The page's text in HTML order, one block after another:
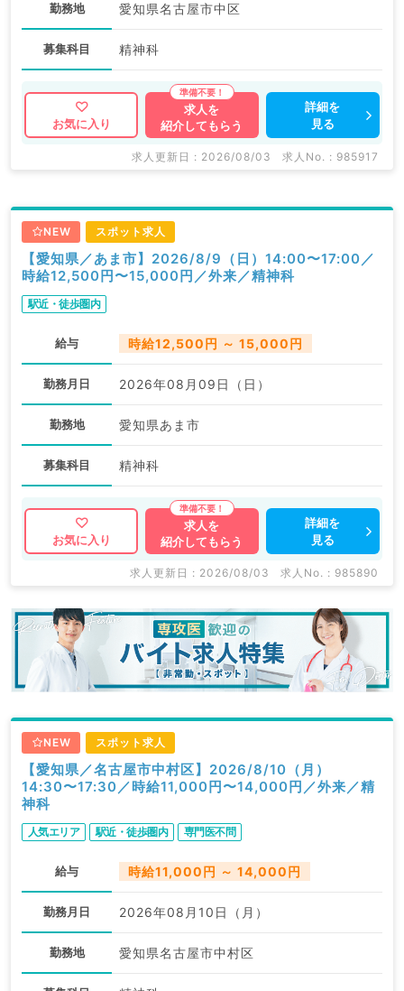
勤務地 愛知県名古屋市中区
募集科目 精神科
お気に入り
求人を
紹介してもらう
詳細を
見る
求人更新日 : 2026/08/03 求人No. : 985917
NEW スポット求人
【愛知県／あま市】2026/8/9（日）14:00〜17:00／
時給12,500円〜15,000円／外来／精神科
駅近・徒歩圏内
給与 時給12,500円 ～ 15,000円
勤務月日 2026年08月09日（日）
勤務地 愛知県あま市
募集科目 精神科
お気に入り
求人を
紹介してもらう
詳細を
見る
求人更新日 : 2026/08/03 求人No. : 985890
NEW スポット求人
【愛知県／名古屋市中村区】2026/8/10（月）
14:30〜17:30／時給11,000円〜14,000円／外来／精
神科
人気エリア 駅近・徒歩圏内 専門医不問
給与 時給11,000円 ～ 14,000円
勤務月日 2026年08月10日（月）
勤務地 愛知県名古屋市中村区